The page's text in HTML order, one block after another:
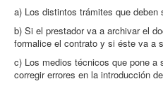
a) Los distintos trámites que deben
b) Si el prestador va a archivar el
formalice el contrato y si éste va a
c) Los medios técnicos que pone a
corregir errores en la introducción